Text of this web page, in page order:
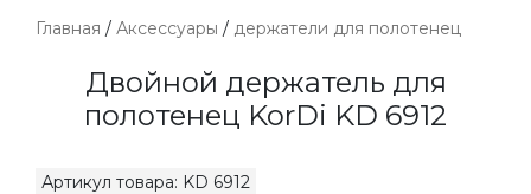
Главная / Аксессуары / держатели для полотенец
Двойной держатель для
полотенец KorDi KD 6912
Артикул товара: KD 6912